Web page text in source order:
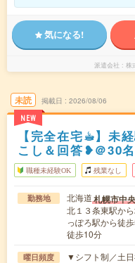
気になる!
派遣会社 株
未読
NEW
掲載日 2026/08/06
【完全在宅☕︎】未
こし＆回答❥＠30名
職種未経験OK 残業なし
勤務地 北海道札幌市中
北１３条東駅か
っぽろ駅から徒
徒歩10分
曜日頻度 ▼シフト制／土